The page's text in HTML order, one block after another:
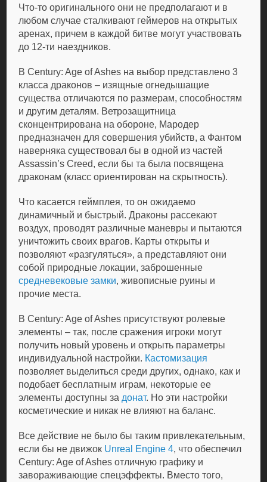
Что-то оригинального они не предполагают и в
любом случае сталкивают геймеров на открытых
аренах, причем в каждой битве могут участвовать
до 12-ти наездников.
В Century: Age of Ashes на выбор представлено 3
класса драконов – изящные огнедышащие
существа отличаются по размерам, способностям
и другим деталям. Ветрозащитница
сконцентрирована на обороне, Мародер
предназначен для совершения убийств, а Фантом
наверняка существовал бы в одной из частей
Assassin’s Creed, если бы та была посвящена
драконам (класс ориентирован на скрытность).
Что касается геймплея, то он ожидаемо
динамичный и быстрый. Драконы рассекают
воздух, проводят различные маневры и пытаются
уничтожить своих врагов. Карты открыты и
позволяют «разгуляться», а представляют они
собой природные локации, заброшенные
средневековые замки, живописные руины и
прочие места.
В Century: Age of Ashes присутствуют ролевые
элементы – так, после сражения игроки могут
получить новый уровень и открыть параметры
индивидуальной настройки. Кастомизация
позволяет выделиться среди других, однако, как и
подобает бесплатным играм, некоторые ее
элементы доступны за донат. Но эти настройки
косметические и никак не влияют на баланс.
Все действие не было бы таким привлекательным,
если бы не движок Unreal Engine 4, что обеспечил
Century: Age of Ashes отличную графику и
завораживающие спецэффекты. Вместо того,